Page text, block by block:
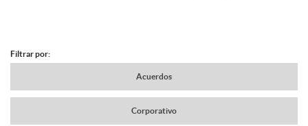
N
Filtrar por:
Acuerdos
Corporativo